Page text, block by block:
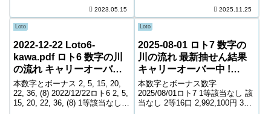
8,600円 5等157,342口 1,000円
キャリーオーバー 232,706...
2023.05.15
口 1,000円 ＊抽せんの結果は最
終的に発売元の発表のものと照
合して下さ...
2025.11.25
Loto
2022-12-22 Loto6-
kawa.pdf ロト6 数字の川
の流れ キャリーオーバー
中! 223,452,511円
本数字とボーナス 2, 5, 15, 20,
22, 36, (8) 2022/12/22ロト6 2, 5,
15, 20, 22, 36, (8) 1等該当なし
Loto
2025-08-01 ロト7 数字の
川の流れ 最新抽せん結果
キャリーオーバー中 !
405,166,445円
本数字とボーナス数字
2025/08/01ロト7 1等該当なし 該
当なし 2等16口 2,992,100円 3等